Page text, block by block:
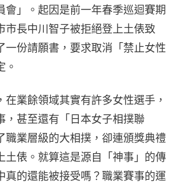
會」。起因是前一年春季巡迴賽期
市長中川智子被拒絕登上土俵致
一份請願書，要求取消「禁止女性
。
在業餘領域其實有許多女性選手，
，甚至還有「日本女子相撲聯
職業層級的大相撲，卻連頒獎典禮
土俵。就算這是源自「神事」的傳
真的還能被接受嗎？職業賽事的運